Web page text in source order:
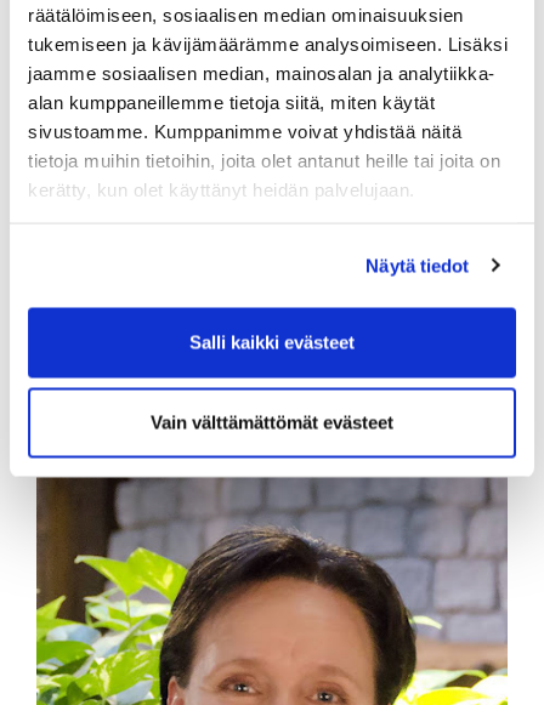
räätälöimiseen, sosiaalisen median ominaisuuksien
tukemiseen ja kävijämäärämme analysoimiseen. Lisäksi
jaamme sosiaalisen median, mainosalan ja analytiikka-
alan kumppaneillemme tietoja siitä, miten käytät
sivustoamme. Kumppanimme voivat yhdistää näitä
tietoja muihin tietoihin, joita olet antanut heille tai joita on
kerätty, kun olet käyttänyt heidän palvelujaan.
Näytä tiedot
Salli kaikki evästeet
Vain välttämättömät evästeet
kymmenen vuoden ajan. Vuosien aikana
verkostot ovat kasvaneet laajoiksi ja tunnen HR-
toimijoiden kenttää aina
rekrytointiyrityksistä ja
kauppakamaritoiminnoista koulusten tarjoajiiin.
Näistä kontakteista
pystyn ammentamaan paljon nykyisessä
toimessani, Valonen kertoo.
Apetit-konserni työllisti tammikuun lopulla
kolmella paikkakunnalla Suomessa sekä
Baltian alueen toiminnoissaan yhteensä 358
henkilöä. Heistä noin 200 työskentelee
henkilöstömäärässä on toimialalle ominaista
kausittaista vaihtelua.